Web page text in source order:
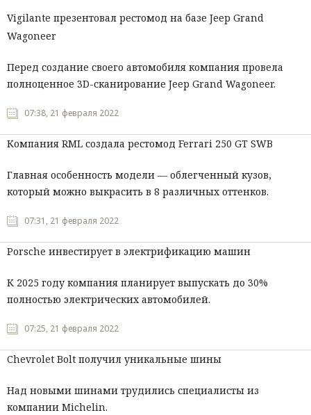
Наука
Культура
Общество
Политика
Мнения
Происшествия
Vigilante презентовал рестомод на базе Jeep Grand
Wagoneer
Перед создание своего автомобиля компания провела
полноценное 3D-сканирование Jeep Grand Wagoneer.
07:38, 21 февраля 2022
Компания RML создала рестомод Ferrari 250 GT SWB
Главная особенность модели — облегченный кузов,
который можно выкрасить в 8 различных оттенков.
07:31, 21 февраля 2022
Porsche инвестирует в электрификацию машин
К 2025 году компания планирует выпускать до 30%
полностью электрических автомобилей.
07:25, 21 февраля 2022
Chevrolet Bolt получил уникальные шины
Над новыми шинами трудились специалисты из
компании Michelin.